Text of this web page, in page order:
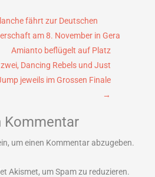
fährt zur Deutschen
am 8. November in Gera
Amianto beflügelt auf Platz
zwei, Dancing Rebels und Just
jeweils im Grossen Finale
→
Kommentar
um einen Kommentar abzugeben.
Akismet, um Spam zu reduzieren.